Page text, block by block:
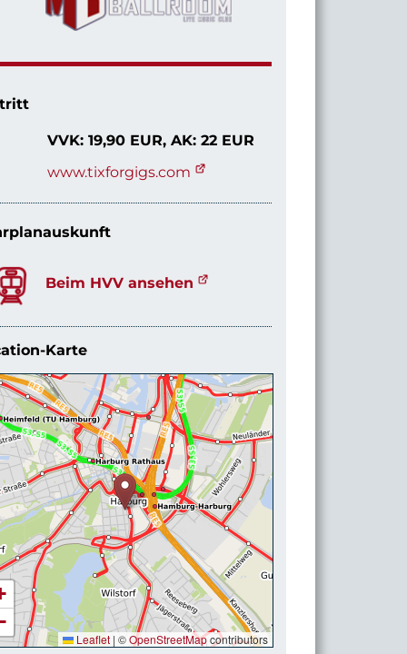
VVK: 19,90 EUR, AK: 22 EUR
www.tixforgigs.com
Beim HVV ansehen
Karte
Leaflet | ©OpenStreetMapcontributors